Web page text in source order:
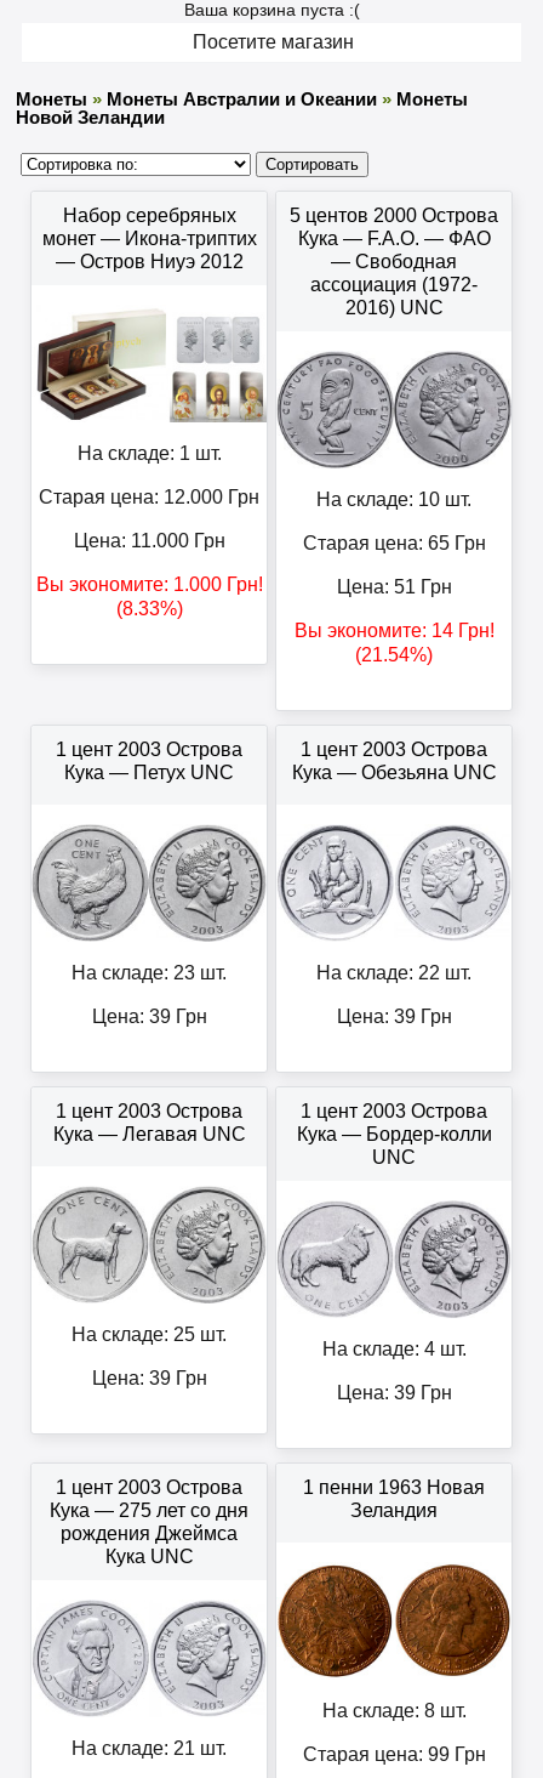
Ваша корзина пуста :(
Посетите магазин
Монеты » Монеты Австралии и Океании » Монеты
Новой Зеландии
Набор серебряных
монет — Икона-триптих
— Остров Ниуэ 2012
На складе: 1 шт.
Старая цена: 12.000 Грн
Цена: 11.000Грн
Вы экономите: 1.000Грн!
(8.33%)
5 центов 2000 Острова
Кука — F.A.O. — ФАО
— Свободная
ассоциация (1972-
2016) UNC
На складе: 10 шт.
Старая цена: 65Грн
Цена: 51 Грн
Вы экономите: 14Грн!
(21.54%)
1 цент 2003 Острова
Кука — Петух UNC
На складе: 23 шт.
Цена: 39Грн
1 цент 2003 Острова
Кука — Обезьяна UNC
На складе: 22 шт.
Цена: 39Грн
1 цент 2003 Острова
Кука — Легавая UNC
На складе: 25 шт.
Цена: 39Грн
1 цент 2003 Острова
Кука — Бордер-колли
UNC
На складе: 4 шт.
Цена: 39Грн
1 цент 2003 Острова
Кука — 275 лет со дня
рождения Джеймса
Кука UNC
На складе: 21 шт.
1 пенни 1963 Новая
Зеландия
На складе: 8 шт.
Старая цена: 99Грн